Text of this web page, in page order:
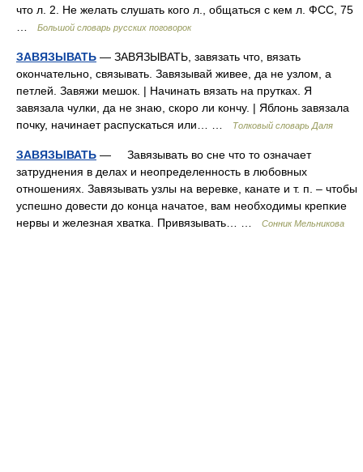
что л. 2. Не желать слушать кого л., общаться с кем л. ФСС, 75
Большой словарь русских поговорок
ЗАВЯЗЫВАТЬ — ЗАВЯЗЫВАТЬ, завязать что, вязать
окончательно, связывать. Завязывай живее, да не узлом, а
петлей. Завяжи мешок. | Начинать вязать на прутках. Я
завязала чулки, да не знаю, скоро ли кончу. | Яблонь завязала
почку, начинает распускаться или… …
Толковый словарь Даля
ЗАВЯЗЫВАТЬ — Завязывать во сне что то означает
затруднения в делах и неопределенность в любовных
отношениях. Завязывать узлы на веревке, канате и т. п. – чтобы
успешно довести до конца начатое, вам необходимы крепкие
нервы и железная хватка. Привязывать… …
Сонник Мельникова